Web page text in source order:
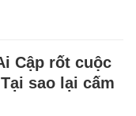
Cập rốt cuộc
sao lại cấm